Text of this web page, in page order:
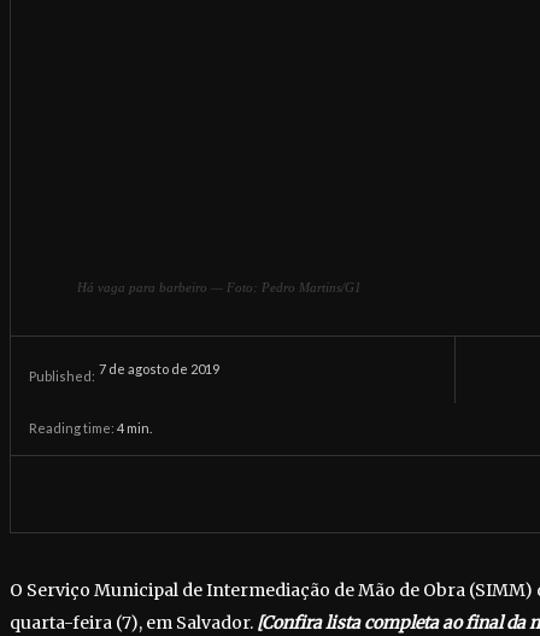
Há vaga para barbeiro — Foto: Pedro Martins/G1
Published: 7 de agosto de 2019
Reading time: 4 min.
O Serviço Municipal de Intermediação de Mão de Obra
quarta-feira (7), em Salvador. [Confira lista completa ao final da